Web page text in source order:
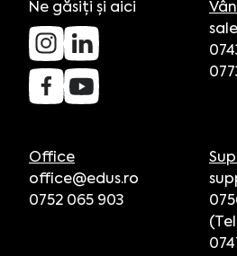
Ne găsiți și aici
Office
office@edus.ro
0752 065 903